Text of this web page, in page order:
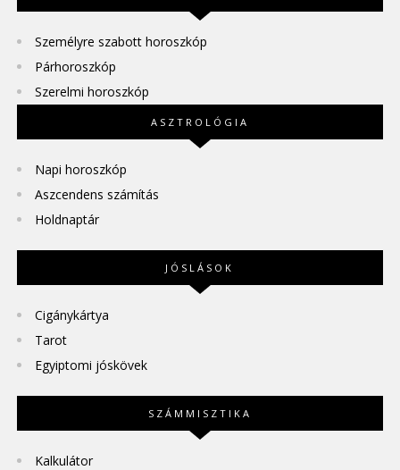
Személyre szabott horoszkóp
Párhoroszkóp
Szerelmi horoszkóp
ASZTROLÓGIA
Napi horoszkóp
Aszcendens számítás
Holdnaptár
JÓSLÁSOK
Cigánykártya
Tarot
Egyiptomi jóskövek
SZÁMMISZTIKA
Kalkulátor